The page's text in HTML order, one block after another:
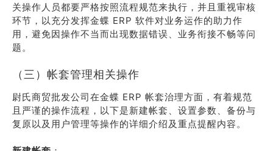
关操作人员都要严格按照流程规范来执行，并且重视审核
环节，以充分发挥金蝶 ERP 软件对业务运作的助力作
用，避免因操作不当而出现数据错误、业务衔接不畅等问
题。
（三）帐套管理相关操作
尉氏商贸批发公司在金蝶 ERP 帐套治理方面，有着规范
且严谨的操作流程，以下是新建帐套、设置参数、备份与
复原以及用户管理等操作的详细介绍及重点提醒内容。